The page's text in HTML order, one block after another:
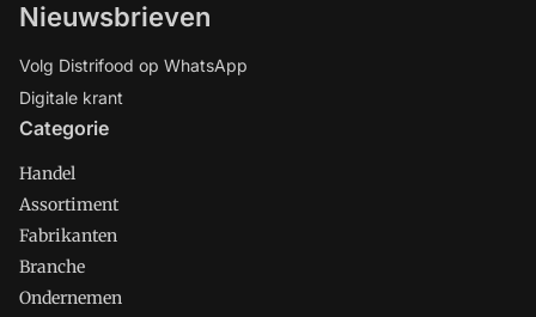
Nieuwsbrieven
Volg Distrifood op WhatsApp
Digitale krant
Categorie
Handel
Assortiment
Fabrikanten
Branche
Ondernemen